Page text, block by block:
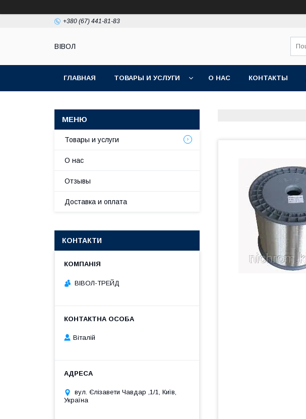
+380 (67) 441-81-83
ВІВОЛ
ГЛАВНАЯ ТОВАРЫ И УСЛУГИ О НАС КОНТАКТЫ
Товары и услуги
О нас
Отзывы
Доставка и оплата
КОНТАКТИ
ВІВОЛ-ТРЕЙД
Віталій
вул. Єлізавети Чавдар ,1/1, Київ,
Україна